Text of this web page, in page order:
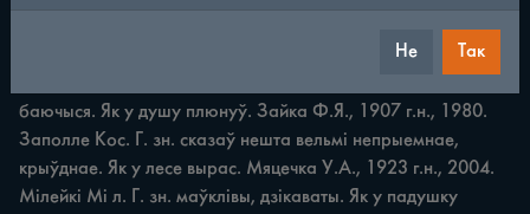
ПАРАЎНАННІ Як у Бога за плячыма. Зайка А.П., 1911 г.н.,
баючыся. Як у душу плюнуў. Зайка Ф.Я., 1907 г.н., 1980.
Заполле Кос. Г. зн. сказаў нешта вельмі непрыемнае,
крыўднае. Як у лесе вырас. Мяцечка У.А., 1923 г.н., 2004.
Мілейкі Mi л. Г. зн. маўклівы, дзікаваты. Як у падушку
Не Так